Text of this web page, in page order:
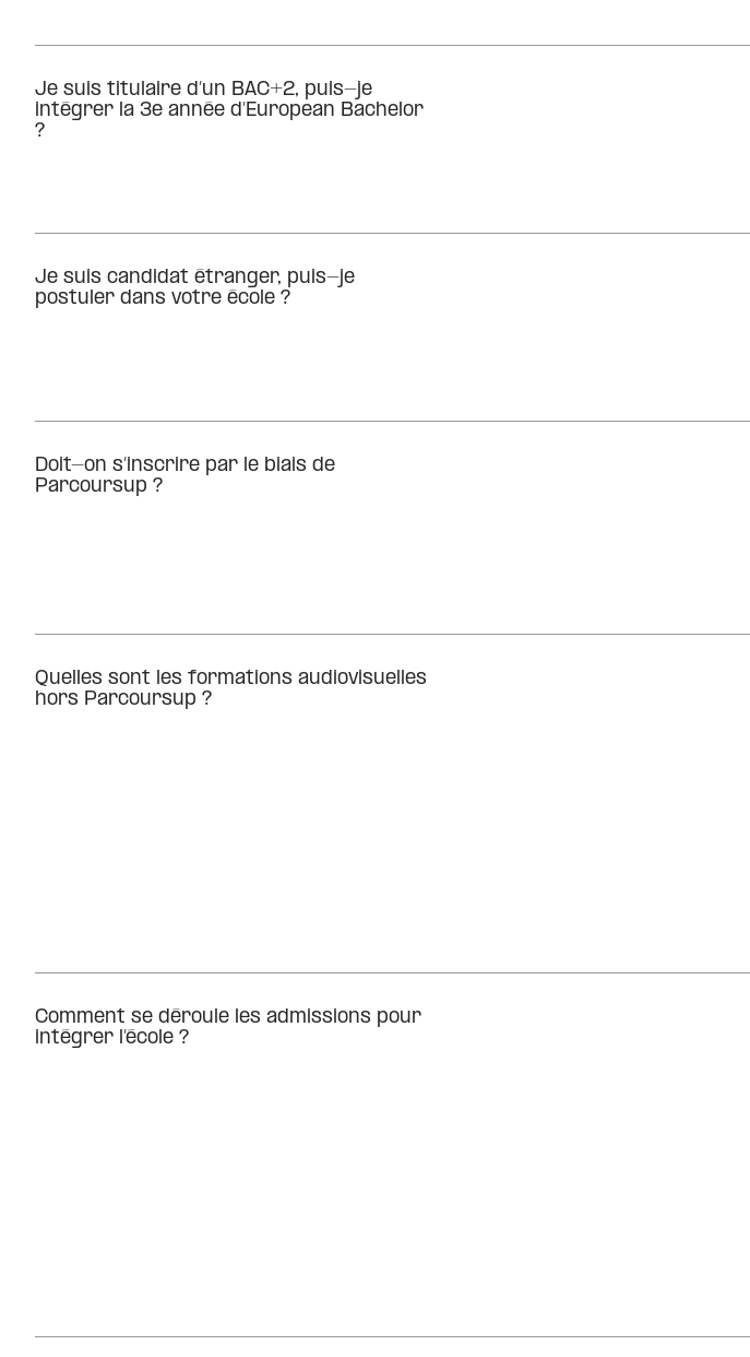
Je suis titulaire d’un BAC+2, puis-je
intégrer la 3e année d’European Bachelor
?
Je suis candidat étranger, puis-je
postuler dans votre école ?
Doit-on s’inscrire par le biais de
Parcoursup ?
Quelles sont les formations audiovisuelles
hors Parcoursup ?
Comment se déroule les admissions pour
intégrer l’école ?